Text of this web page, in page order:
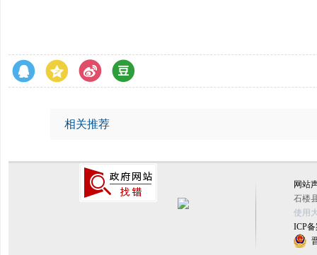
相关推荐
网站
石楼
使用
ICP